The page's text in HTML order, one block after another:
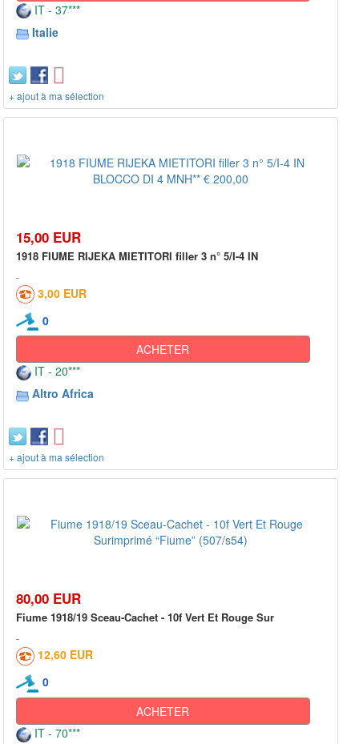
IT - 37***
Italie
+ ajout à ma sélection
15,00 EUR
1918 FIUME RIJEKA MIETITORI filler 3 n° 5/I-4 IN
3,00 EUR
0
ACHETER
IT - 20***
Altro Africa
+ ajout à ma sélection
80,00 EUR
Fiume 1918/19 Sceau-Cachet - 10f Vert Et Rouge Sur
12,60 EUR
0
ACHETER
IT - 70***